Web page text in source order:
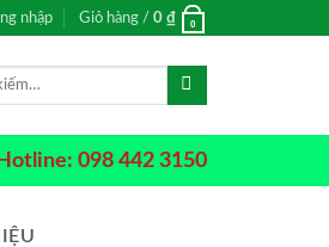
nhập Giỏ hàng / 0 ₫ 0
Hotline: 098 442 3150